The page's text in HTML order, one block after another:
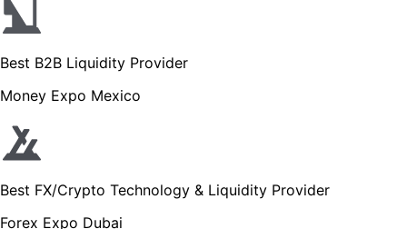
Best B2B Liquidity Provider
Money Expo Mexico
Best FX/Crypto Technology & Liquidity Provider
Forex Expo Dubai